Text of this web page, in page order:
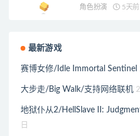
角色扮演 5天前
最新游戏
赛博女修/Idle Immortal Sentinel
大步走/Big Walk/支持网络联机
地狱仆从2/HellSlave II:
日